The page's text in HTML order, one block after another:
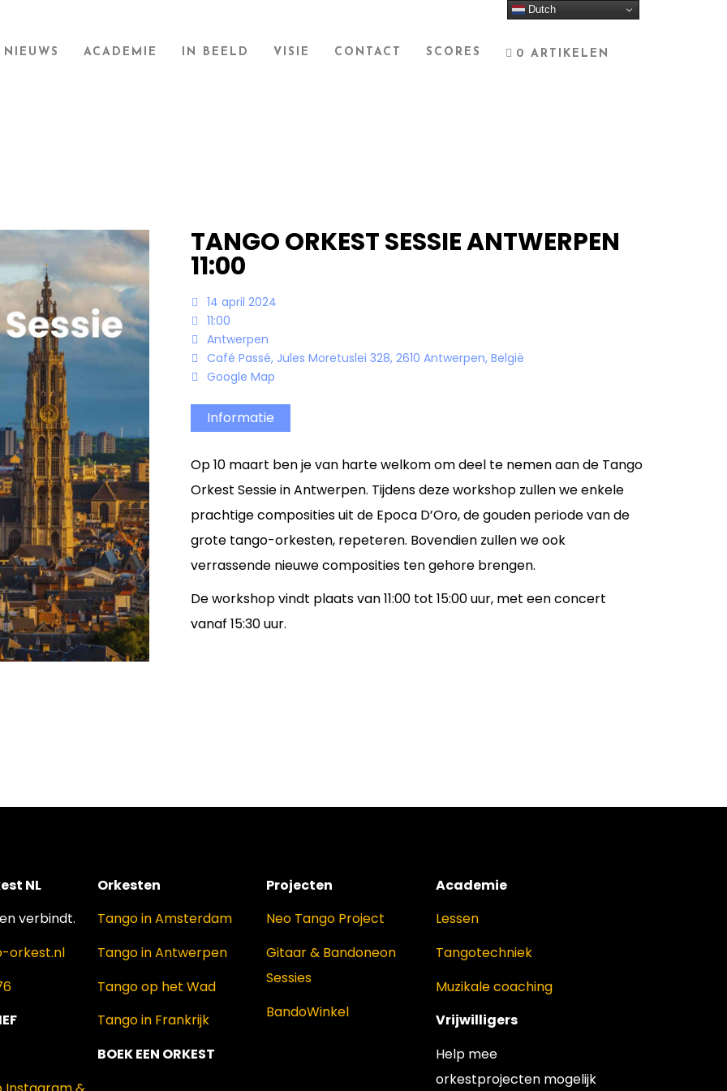
NIEUWS ACADEMIE IN BEELD VISIE CONTACT SCORES 0 ARTIKELEN
TANGO ORKEST SESSIE ANTWERPEN
11:00
14 april 2024
11:00
Antwerpen
Café Passé, Jules Moretuslei 328, 2610 Antwerpen, België
Google Map
Informatie
Op 10 maart ben je van harte welkom om deel te nemen aan de Tango
Orkest Sessie in Antwerpen. Tijdens deze workshop zullen we enkele
prachtige composities uit de Epoca D’Oro, de gouden periode van de
grote tango-orkesten, repeteren. Bovendien zullen we ook
verrassende nieuwe composities ten gehore brengen.
De workshop vindt plaats van 11:00 tot 15:00 uur, met een concert
vanaf 15:30 uur.
NL
verbindt.
orkest.nl
Orkesten
Tango in Amsterdam
Tango in Antwerpen
Tango op het Wad
Tango in Frankrijk
BOEK EEN ORKEST
Projecten
Neo Tango Project
Gitaar & Bandoneon
Sessies
BandoWinkel
Academie
Lessen
Tangotechniek
Muzikale coaching
Vrijwilligers
Help mee
orkestprojecten mogelijk
Dutch